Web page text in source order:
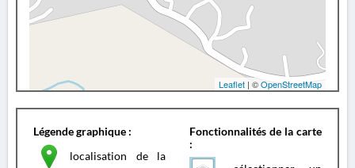
Leaflet | ©OpenStreetMap
Légende graphique :
localisation de la
Fonctionnalités de la carte
: